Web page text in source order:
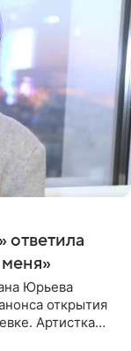
ответила
Юрьева
открытия
Артистка